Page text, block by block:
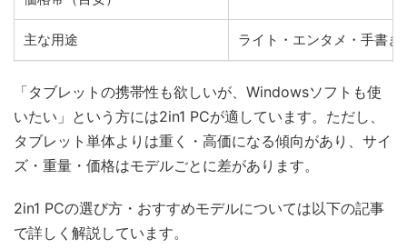
主な用途 ライト・エンタメ・手書き
「タブレットの携帯性も欲しいが、Windowsソフトも使
いたい」という方には2in1 PCが適しています。ただし、
タブレット単体よりは重く・高価になる傾向があり、サイ
ズ・重量・価格はモデルごとに差があります。
2in1 PCの選び方・おすすめモデルについては以下の記事
で詳しく解説しています。